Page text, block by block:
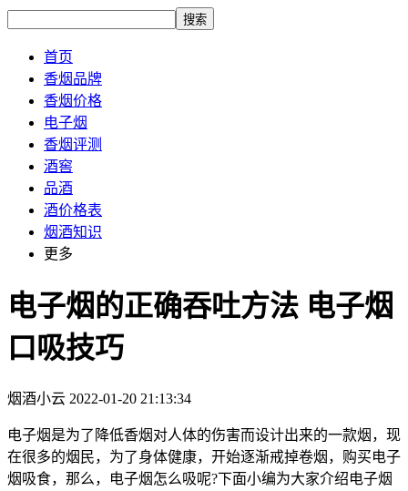
搜索
首页
香烟品牌
香烟价格
电子烟
香烟评测
酒窖
品酒
酒价格表
烟酒知识
更多
电子烟的正确吞吐方法 电子烟
口吸技巧
烟酒小云 2022-01-20 21:13:34
电子烟是为了降低香烟对人体的伤害而设计出来的一款烟，现
在很多的烟民，为了身体健康，开始逐渐戒掉卷烟，购买电子
烟吸食，那么，电子烟怎么吸呢?下面小编为大家介绍电子烟